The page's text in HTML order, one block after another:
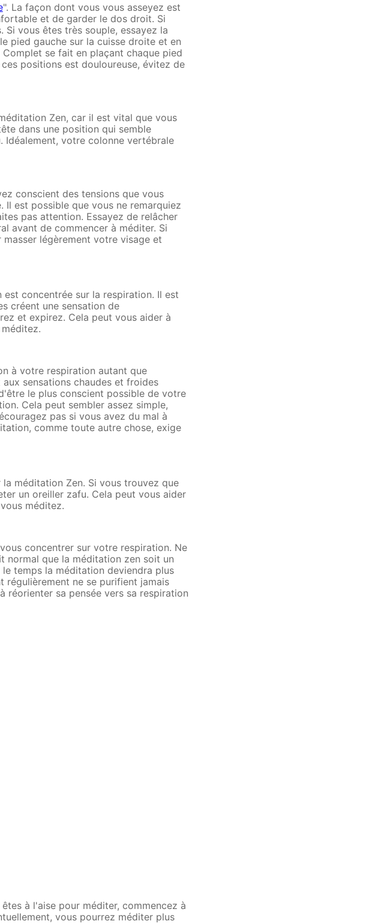
". La façon dont vous vous asseyez est
et de garder le dos droit. Si
vous êtes très souple, essayez la
pied gauche sur la cuisse droite et en
se fait en plaçant chaque pied
positions est douloureuse, évitez de
Zen, car il est vital que vous
dans une position qui semble
Idéalement, votre colonne vertébrale
conscient des tensions que vous
Il est possible que vous ne remarquiez
pas attention. Essayez de relâcher
avant de commencer à méditer. Si
légèrement votre visage et
concentrée sur la respiration. Il est
créent une sensation de
et expirez. Cela peut vous aider à
à votre respiration autant que
sensations chaudes et froides
le plus conscient possible de votre
Cela peut sembler assez simple,
pas si vous avez du mal à
comme toute autre chose, exige
méditation Zen. Si vous trouvez que
un oreiller zafu. Cela peut vous aider
méditez.
concentrer sur votre respiration. Ne
normal que la méditation zen soit un
temps la méditation deviendra plus
régulièrement ne se purifient jamais
sa pensée vers sa respiration
à l'aise pour méditer, commencez à
vous pourrez méditer plus